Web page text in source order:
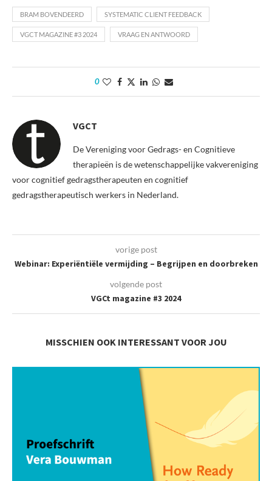
BRAM BOVENDEERD SYSTEMATIC CLIENT FEEDBACK
VGCT MAGAZINE #3 2024 VRAAG EN ANTWOORD
0
VGCT
De Vereniging voor Gedrags- en Cognitieve
therapieën is de wetenschappelijke vakvereniging
voor cognitief gedragstherapeuten en cognitief
gedragstherapeutisch werkers in Nederland.
vorige post
Webinar: Experiëntiële vermijding – Begrijpen en doorbreken
volgende post
VGCt magazine #3 2024
MISSCHIEN OOK INTERESSANT VOOR JOU